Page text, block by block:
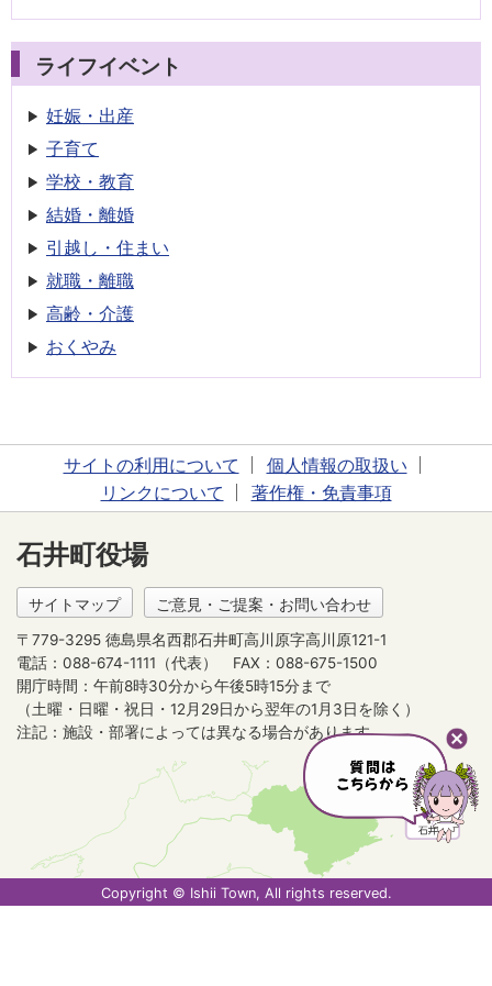
ライフイベント
妊娠・出産
子育て
学校・教育
結婚・離婚
引越し・住まい
就職・離職
高齢・介護
おくやみ
サイトの利用について
個人情報の取扱い
リンクについて
著作権・免責事項
石井町役場
サイトマップ ご意見・ご提案・お問い合わせ
〒779-3295 徳島県名西郡石井町高川原字高川原121-1
電話：088-674-1111（代表）
FAX：088-675-1500
開庁時間：午前8時30分から午後5時15分まで
（土曜・日曜・祝日・12月29日から翌年の1月3日を除く）
注記：施設・部署によっては異なる場合があります。
Copyright © Ishii Town, All rights reserved.